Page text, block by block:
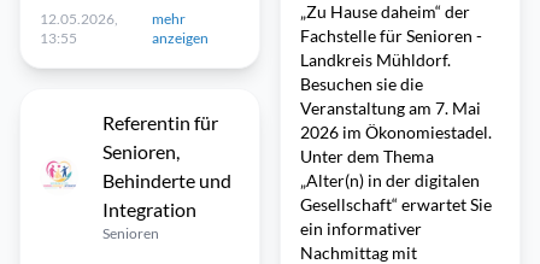
12.05.2026,
13:55
mehr
anzeigen
Referentin für
Senioren,
Behinderte und
Integration
Senioren
„Zu Hause daheim“ der
Fachstelle für Senioren -
Landkreis Mühldorf.
Besuchen sie die
Veranstaltung am 7. Mai
2026 im Ökonomiestadel.
Unter dem Thema
„Alter(n) in der digitalen
Gesellschaft“ erwartet Sie
ein informativer
Nachmittag mit